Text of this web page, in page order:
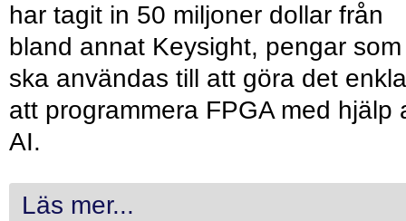
har tagit in 50 miljoner dollar från
bland annat Keysight, pengar som
ska användas till att göra det
att programmera FPGA med hjälp
AI.
Läs mer...